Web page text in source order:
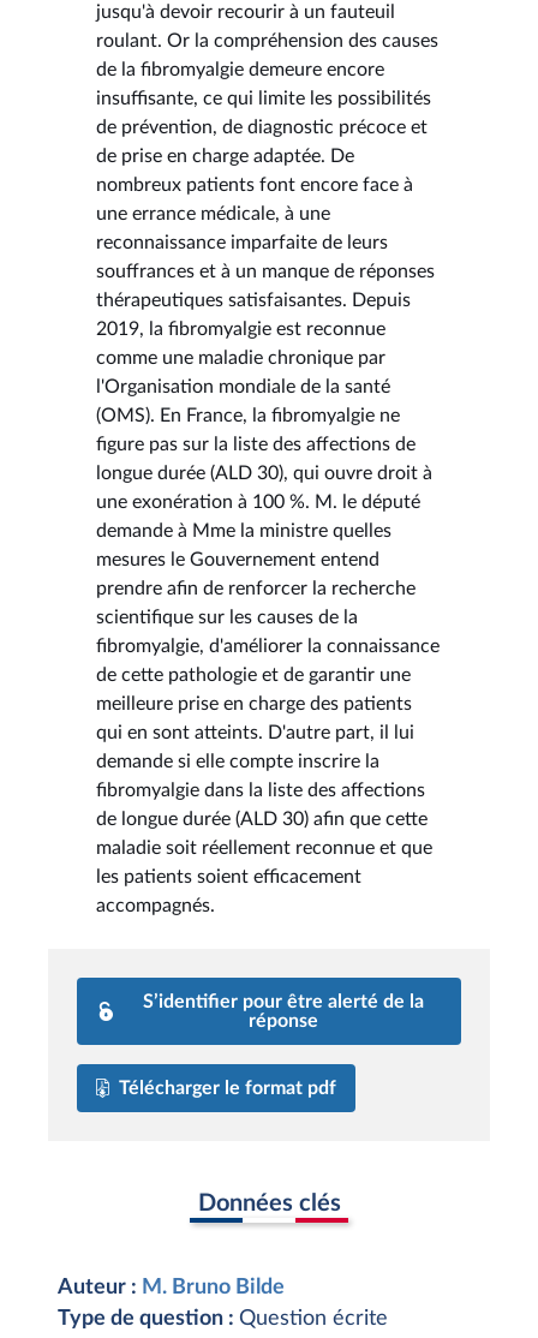
jusqu'à devoir recourir à un fauteuil
roulant. Or la compréhension des causes
de la fibromyalgie demeure encore
insuffisante, ce qui limite les possibilités
de prévention, de diagnostic précoce et
de prise en charge adaptée. De
nombreux patients font encore face à
une errance médicale, à une
reconnaissance imparfaite de leurs
souffrances et à un manque de réponses
thérapeutiques satisfaisantes. Depuis
2019, la fibromyalgie est reconnue
comme une maladie chronique par
l'Organisation mondiale de la santé
(OMS). En France, la fibromyalgie ne
figure pas sur la liste des affections de
longue durée (ALD 30), qui ouvre droit à
une exonération à 100 %. M. le député
demande à Mme la ministre quelles
mesures le Gouvernement entend
prendre afin de renforcer la recherche
scientifique sur les causes de la
fibromyalgie, d'améliorer la connaissance
de cette pathologie et de garantir une
meilleure prise en charge des patients
qui en sont atteints. D'autre part, il lui
demande si elle compte inscrire la
fibromyalgie dans la liste des affections
de longue durée (ALD 30) afin que cette
maladie soit réellement reconnue et que
les patients soient efficacement
accompagnés.
S’identifier pour être alerté de la
réponse
Télécharger le format pdf
Données clés
Auteur : M. Bruno Bilde
Type de question : Question écrite